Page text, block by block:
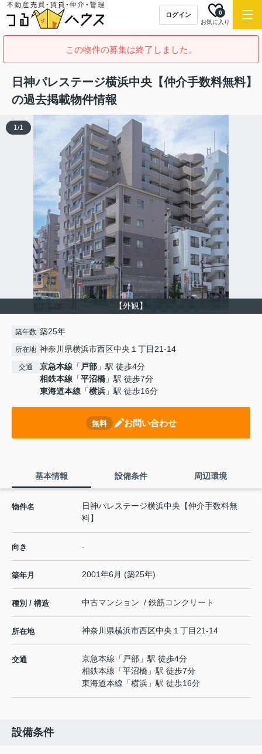
ログイン
お気に入り
0
この物件の募集は終了しました。
日神パレステージ横浜中央【仲介手数料無料】
の過去掲載物件情報
【外観】
1/1
築年数 築25年
所在地 神奈川県横浜市西区中央１丁目21‐14
交通 京急本線 「 戸部 」駅 徒歩4分
相鉄本線 「平沼橋 」駅 徒歩7分
東海道本線 「横浜 」駅 徒歩16分
無料 お問い合わせ
基本情報 設備条件 周辺環境
物件名
日神パレステージ横浜中央【仲介手数料無
料】
向き -
築年月 2001年6月 (築25年)
種別 / 構造 中古マンション / 鉄筋コンクリート
所在地 神奈川県横浜市西区中央 １丁目21‐14
交通 京急本線 「 戸部 」駅 徒歩4分
相鉄本線 「平沼橋 」駅 徒歩7分
東海道本線 「横浜 」駅 徒歩16分
設備条件